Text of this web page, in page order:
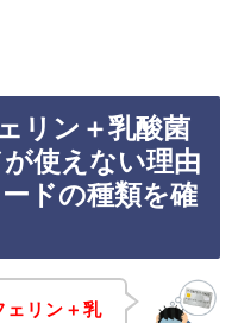
リン＋乳酸菌
使えない理由
ドの種類を確
ェリン＋乳